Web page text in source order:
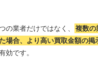
の業者だけではなく、
複数の
場合、より高い買取金額の
効です。